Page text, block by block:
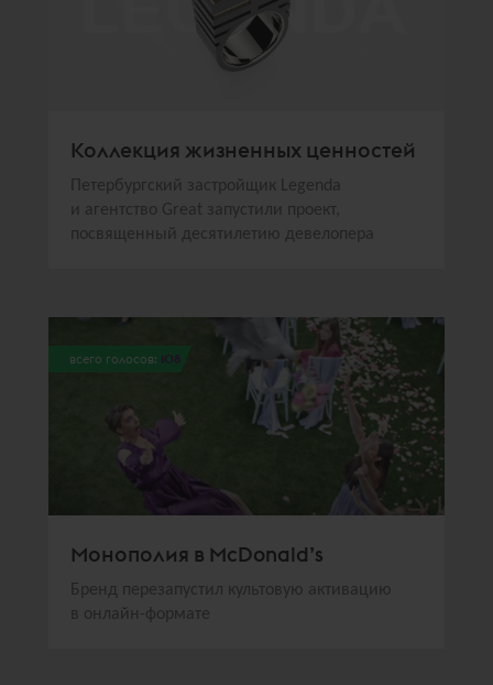
Коллекция жизненных ценностей
Петербургский застройщик Legenda
и агентство Great запустили проект,
посвященный десятилетию девелопера
всего голосов: 108
Монополия в McDonald’s
Бренд перезапустил культовую активацию
в онлайн-формате